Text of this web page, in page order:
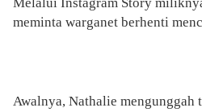
meminta warganet berhenti
Awalnya, Nathalie mengunggah